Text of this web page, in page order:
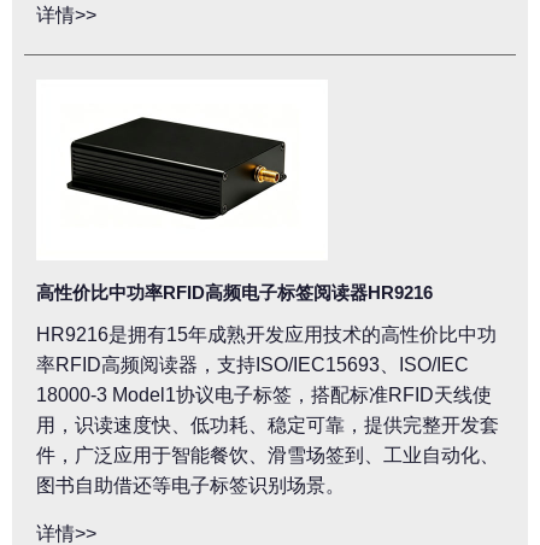
详情>>
高性价比中功率RFID高频电子标签阅读器HR9216
HR9216是拥有15年成熟开发应用技术的高性价比中功
率RFID高频阅读器，支持ISO/IEC15693、ISO/IEC
18000-3 Model1协议电子标签，搭配标准RFID天线使
用，识读速度快、低功耗、稳定可靠，提供完整开发套
件，广泛应用于智能餐饮、滑雪场签到、工业自动化、
图书自助借还等电子标签识别场景。
详情>>